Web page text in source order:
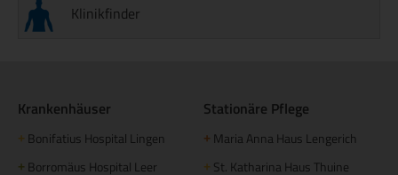
Klinikfinder
Krankenhäuser
+ Bonifatius Hospital Lingen
+ Borromäus Hospital Leer
Stationäre Pflege
+ Maria Anna Haus Lengerich
+ St. Katharina Haus Thuine